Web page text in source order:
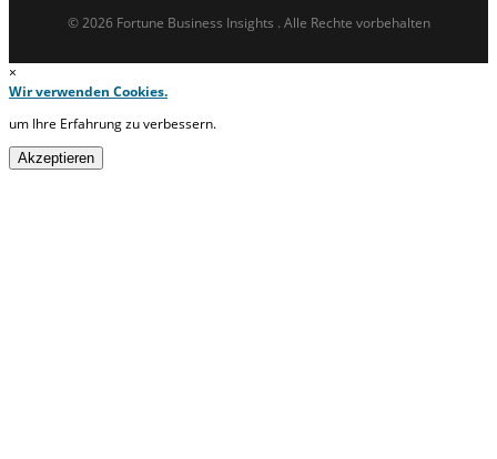
© 2026 Fortune Business Insights . Alle Rechte vorbehalten
×
Wir verwenden Cookies.
um Ihre Erfahrung zu verbessern.
Akzeptieren